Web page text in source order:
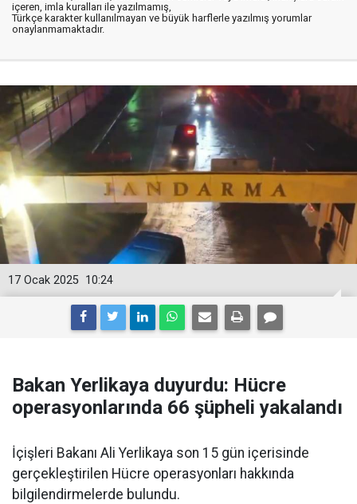
içeren, imla kuralları ile yazılmamış,
Türkçe karakter kullanılmayan ve büyük harflerle yazılmış yorumlar
onaylanmamaktadır.
10:24
17 Ocak 2025
Bakan Yerlikaya duyurdu: Hücre
operasyonlarında 66 şüpheli yakalandı
İçişleri Bakanı Ali Yerlikaya son 15 gün içerisinde
gerçekleştirilen Hücre operasyonları hakkında
bilgilendirmelerde bulundu.